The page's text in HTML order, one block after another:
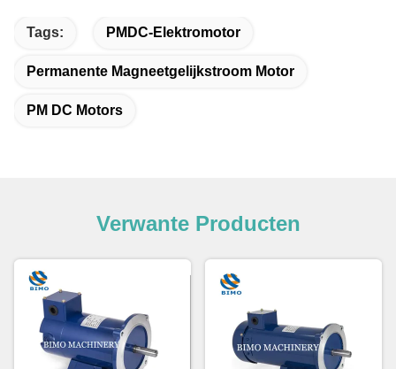
Tags: PMDC-Elektromotor
Permanente Magneetgelijkstroom Motor
PM DC Motors
Verwante Producten